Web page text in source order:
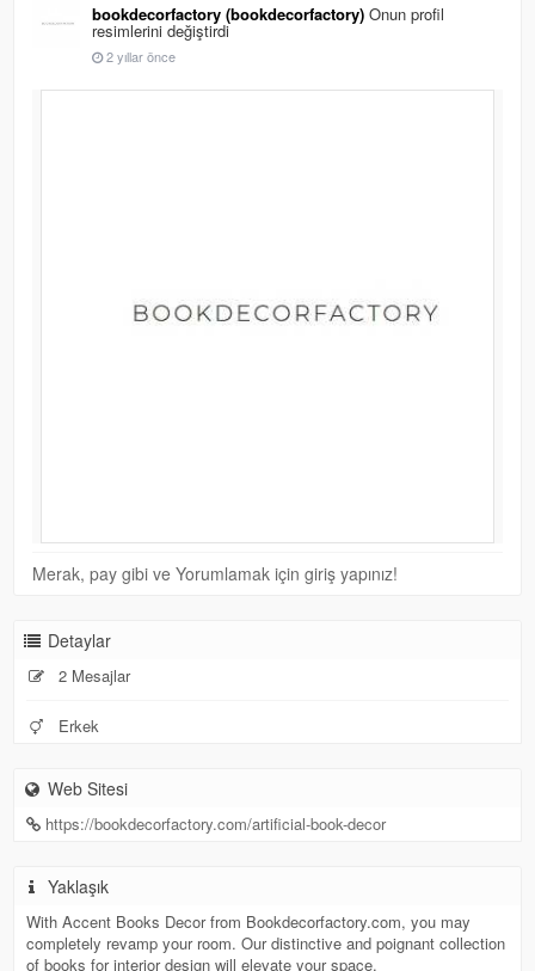
bookdecorfactory (bookdecorfactory) Onun profil
resimlerini değiştirdi
2 yıllar önce
Merak, pay gibi ve Yorumlamak için giriş yapınız!
Detaylar
2 Mesajlar
Erkek
Web Sitesi
https://bookdecorfactory.com/artificial-book-decor
Yaklaşık
With Accent Books Decor from Bookdecorfactory.com, you may
completely revamp your room. Our distinctive and poignant collection
of books for interior design will elevate your space.